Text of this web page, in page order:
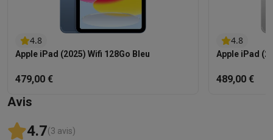
4.8
Apple iPad (2025) Wifi 128Go Bleu
479,00 €
4.8
Apple iPad
489,00 €
Avis
4.7(3 avis)